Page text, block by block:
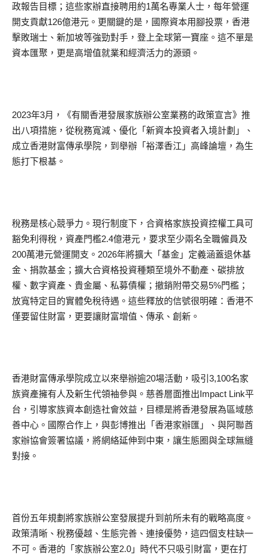
政報告目標；這些家辦直接聘用約1萬名專業人士，每年營運
開支貢獻126億港元。更關鍵的是，國際資本用腳投票，香港
擊敗瑞士、新加坡等強勁對手，登上全球第一寶座。這不單是
資本匯聚，更是高增值就業和經濟活力的源頭。
2023年3月，《有關香港發展家族辦公室業務的政策宣言》推
出八項措施，從稅務寬減、優化「新資本投資者入境計劃」、
成立香港財富傳承學院，到舉辦「裕澤香江」高峰論壇，為生
態打下根基。
稅務是核心競爭力。現行制度下，合資格家族投資控權工具可
豁免利得稅，資產門檻2.4億港元，要求至少兩名全職僱員及
200萬港元營運開支。2026年將擴大「基金」定義涵蓋退休基
金、捐款基金；擴大合資格投資種類至境外不動產、碳排放
權、數字資產、貴金屬、私募債權；撤銷附帶交易5%門檻；
放寬特定目的實體免稅待遇。這些釋放的信號很明確：香港不
僅要留住財富，更要讓財富增值、傳承、創新。
香港財富傳承學院成立以來舉辦逾20場活動，吸引3,100名家
族資產擁有人及新生代領袖參與。慈善層面推出Impact Link平
台，引導家族資本創造社會效益，目標是將香港發展為區域慈
善中心。國際合作上，與彭博推出「香港家辦匯」、與阿聯酋
家辦協會簽署協議，將網絡延伸到中東，讓生態圈與全球無縫
對接。
首份五年規劃將家族辦公室發展提升到前所未有的戰略高度。
政策清晰、稅務優越、生態完善、連接優勢，這四個支柱缺一
不可。香港的「家族辦公室2.0」時代不只吸引財富，更在打